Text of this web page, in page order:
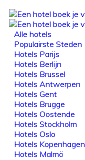
Alle hotels
Populairste Steden
Hotels Parijs
Hotels Berlijn
Hotels Brussel
Hotels Antwerpen
Hotels Gent
Hotels Brugge
Hotels Oostende
Hotels Stockholm
Hotels Oslo
Hotels Kopenhagen
Hotels Malmö